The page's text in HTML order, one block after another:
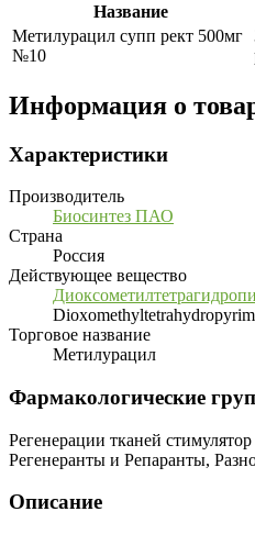
Название
Метилурацил супп рект 500мг
№10
Информация о
Характеристики
Производитель
Биосинтез ПАО
Страна
Россия
Действующее вещество
Торговое название
Метилурацил
Фармакологические
Регенерации тканей стимулятор
Регенеранты и Репаранты,
Описание